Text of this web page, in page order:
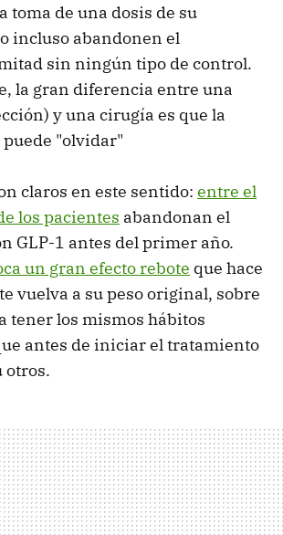
toma de una dosis de su
incluso abandonen el
sin ningún tipo de control.
la gran diferencia entre una
y una cirugía es que la
puede "olvidar"
claros en este sentido: entre el
los pacientes abandonan el
GLP-1 antes del primer año.
un gran efecto rebote que hace
vuelva a su peso original, sobre
tener los mismos hábitos
antes de iniciar el tratamiento
otros.